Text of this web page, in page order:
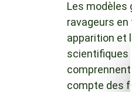
Les modèles
ravageurs
apparition et
scientifiques
comprennent
compte des